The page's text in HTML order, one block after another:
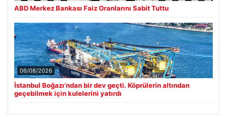
ABD Merkez Bankası Faiz Oranlarını Sabit Tuttu
06/08/2026
İstanbul Boğazı’ndan bir dev geçti. Köprülerin altından
geçebilmek için kulelerini yatırdı